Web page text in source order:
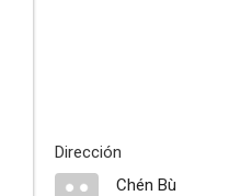
Dirección
Chén Bù